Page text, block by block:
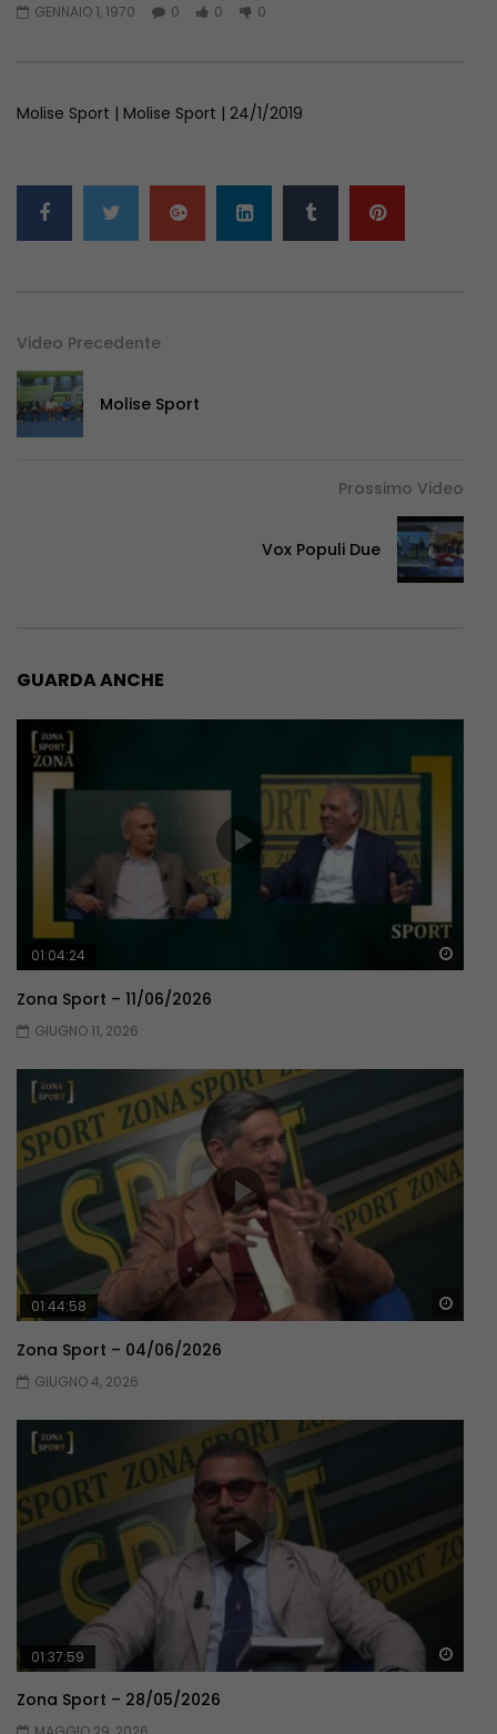
GENNAIO 1, 1970 0 0 0
Molise Sport | Molise Sport | 24/1/2019
Video Precedente
Molise Sport
Prossimo Video
Vox Populi Due
GUARDA ANCHE
01:04:24
Zona Sport – 11/06/2026
GIUGNO 11, 2026
01:44:58
Zona Sport – 04/06/2026
GIUGNO 4, 2026
01:37:59
Zona Sport – 28/05/2026